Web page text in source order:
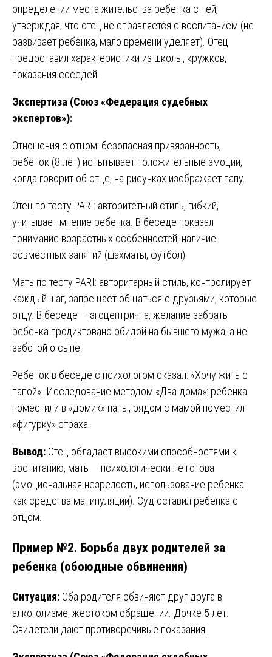
определении места жительства ребенка с ней,
утверждая, что отец не справляется с воспитанием (не
развивает ребенка, мало времени уделяет). Отец
предоставил характеристики из школы, кружков,
показания соседей.
Экспертиза (Союз «Федерация судебных
экспертов»):
Отношения с отцом: безопасная привязанность,
ребенок (8 лет) испытывает положительные эмоции,
когда говорит об отце, на рисунках изображает папу.
Отец по тесту PARI: авторитетный стиль, гибкий,
учитывает мнение ребенка. В беседе показал
понимание возрастных особенностей, наличие
совместных занятий (шахматы, футбол).
Мать по тесту PARI: авторитарный стиль, контролирует
каждый шаг, запрещает общаться с друзьями, которые
отцу. В беседе — эгоцентрична, желание забрать
ребенка продиктовано обидой на бывшего мужа, а не
заботой о сыне.
Ребенок в беседе с психологом сказал: «Хочу жить с
папой». Исследование методом «Два дома»: ребенка
поместили в «домик» папы, рядом с мамой поместил
«фигурку» страха.
Вывод: Отец обладает высокими способностями к
воспитанию, мать — психологически не готова
(эмоциональная незрелость, использование ребенка
как средства манипуляции). Суд оставил ребенка с
отцом.
Пример №2. Борьба двух родителей за
ребенка (обоюдные обвинения)
Ситуация: Оба родителя обвиняют друг друга в
алкоголизме, жестоком обращении. Дочке 5 лет.
Свидетели дают противоречивые показания.